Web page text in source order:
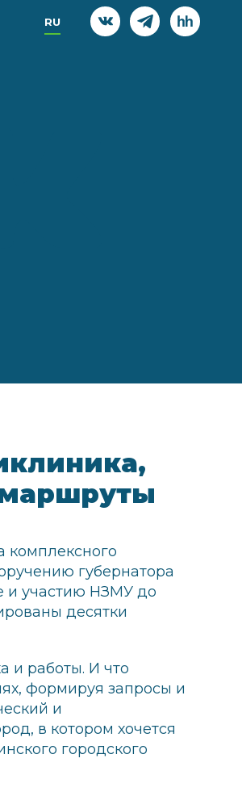
RU
маршруты
комплексного
губернатора
и участию НЗМУ до
десятки
и работы. И что
формируя запросы и
и
в котором хочется
городского